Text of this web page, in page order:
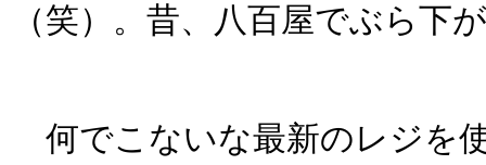
（笑）。昔、八百屋でぶら下
何でこないな最新のレジを